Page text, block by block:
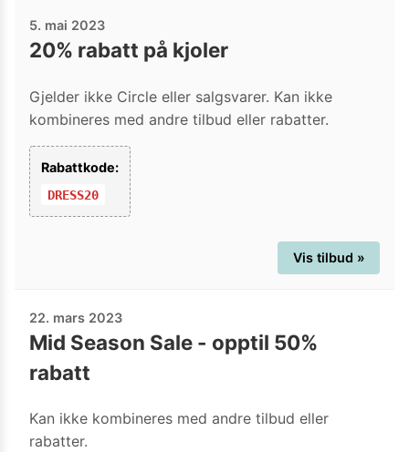
5. mai 2023
20% rabatt på kjoler
Gjelder ikke Circle eller salgsvarer. Kan ikke
kombineres med andre tilbud eller rabatter.
Rabattkode:
DRESS20
Vis tilbud »
22. mars 2023
Mid Season Sale - opptil 50%
rabatt
Kan ikke kombineres med andre tilbud eller
rabatter.